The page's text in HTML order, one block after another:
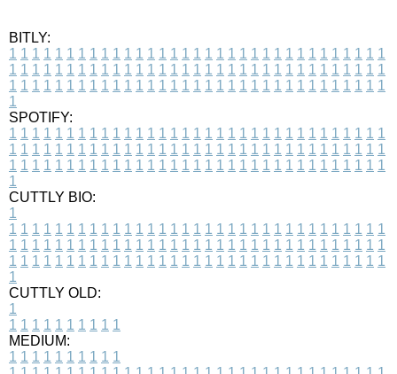
BITLY:
1 1 1 1 1 1 1 1 1 1 1 1 1 1 1 1 1 1 1 1 1 1 1 1 1 1 1 1 1 1 1 1 1
1 1 1 1 1 1 1 1 1 1 1 1 1 1 1 1 1 1 1 1 1 1 1 1 1 1 1 1 1 1 1 1 1
1 1 1 1 1 1 1 1 1 1 1 1 1 1 1 1 1 1 1 1 1 1 1 1 1 1 1 1 1 1 1 1 1
1
SPOTIFY:
1 1 1 1 1 1 1 1 1 1 1 1 1 1 1 1 1 1 1 1 1 1 1 1 1 1 1 1 1 1 1 1 1
1 1 1 1 1 1 1 1 1 1 1 1 1 1 1 1 1 1 1 1 1 1 1 1 1 1 1 1 1 1 1 1 1
1 1 1 1 1 1 1 1 1 1 1 1 1 1 1 1 1 1 1 1 1 1 1 1 1 1 1 1 1 1 1 1 1
1
CUTTLY BIO:
1
1 1 1 1 1 1 1 1 1 1 1 1 1 1 1 1 1 1 1 1 1 1 1 1 1 1 1 1 1 1 1 1 1
1 1 1 1 1 1 1 1 1 1 1 1 1 1 1 1 1 1 1 1 1 1 1 1 1 1 1 1 1 1 1 1 1
1 1 1 1 1 1 1 1 1 1 1 1 1 1 1 1 1 1 1 1 1 1 1 1 1 1 1 1 1 1 1 1 1
1
CUTTLY OLD:
1
1 1 1 1 1 1 1 1 1 1
MEDIUM:
1 1 1 1 1 1 1 1 1 1